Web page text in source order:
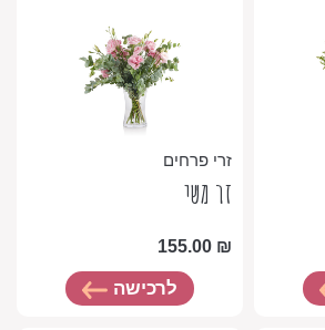
זרי פרחים
זר משי
155.00 ₪
לרכישה